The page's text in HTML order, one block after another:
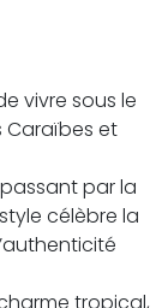
vivre sous le
Caraïbes et
par la
célèbre la